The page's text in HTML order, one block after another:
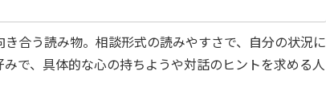
合う読み物。相談形式の読みやすさで、自分の状況に
で、具体的な心の持ちようや対話のヒントを求める人